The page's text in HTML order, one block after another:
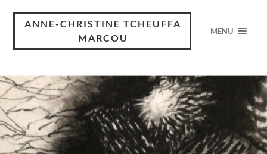
ANNE-CHRISTINE TCHEUFFA
MARCOU
MENU